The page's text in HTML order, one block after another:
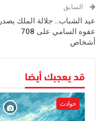
السابق
عيد الشباب.. جلالة الملك يصدر
عفوه السامي على 708
أشخاص
قد يعجبك أيضا
حوادث